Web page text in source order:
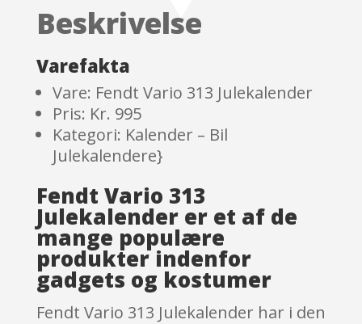
custome
ratings
Beskrivelse
Varefakta
Vare: Fendt Vario 313 Julekalender
Pris: Kr. 995
Kategori: Kalender – Bil
Julekalendere}
Fendt Vario 313
Julekalender er et af de
mange populære
produkter indenfor
gadgets og kostumer
Fendt Vario 313 Julekalender har i den